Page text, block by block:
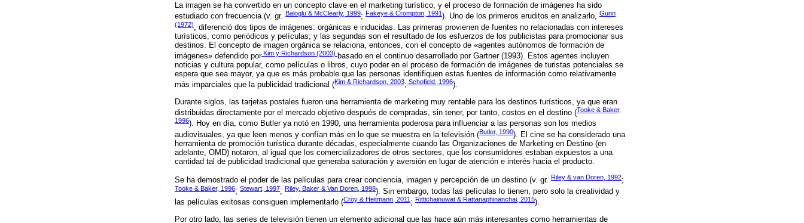
La imagen se ha convertido en un concepto clave en el marketing turístico, y el proceso de formación de imágenes ha sido
estudiado con frecuencia (v. gr. Baloglu & McClearly, 1999; Fakeye & Crompton, 1991). Uno de los primeros eruditos en analizarlo, Gunn
(1972)
, diferenció dos tipos de imágenes: orgánicas e inducidas. Las primeras provienen de fuentes no relacionadas con intereses
turísticos, como periódicos y películas; y las segundas son el resultado de los esfuerzos de los publicistas para promocionar sus
destinos. El concepto de imagen orgánica se relaciona, entonces, con el concepto de «agentes autónomos de formación de
imágenes» defendido porKim y Richardson (2003) basado en el continuo desarrollado por Gartner (1993). Estos agentes incluyen
noticias y cultura popular, como películas o libros, cuyo poder en el proceso de formación de imágenes de turistas potenciales se
espera que sea mayor, ya que es más probable que las personas identifiquen estas fuentes de información como relativamente
más imparciales que la publicidad tradicional (Kim & Richardson, 2003; Schofield, 1996).
Durante siglos, las tarjetas postales fueron una herramienta de marketing muy rentable para los destinos turísticos, ya que eran
distribuidas directamente por el mercado objetivo después de compradas, sin tener, por tanto, costos en el destino (Tooke & Baker,
1996). Hoy en día, como Butler ya notó en 1990, una herramienta poderosa para influenciar a las personas son los medios
audiovisuales, ya que leen menos y confían más en lo que se muestra en la televisión (Butler, 1990). El cine se ha considerado una
herramienta de promoción turística durante décadas, especialmente cuando las Organizaciones de Marketing en Destino (en
adelante, OMD) notaron, al igual que los comercializadores de otros sectores, que los consumidores estaban expuestos a una
cantidad tal de publicidad tradicional que generaba saturación y aversión en lugar de atención e interés hacia el producto.
Se ha demostrado el poder de las películas para crear conciencia, imagen y percepción de un destino (v. gr. Riley & van Doren, 1992;
Tooke & Baker, 1996; Stewart, 1997; Riley, Baker & Van Doren, 1998). Sin embargo, todas las películas lo tienen, pero solo la creatividad y
las películas exitosas consiguen implementarlo (Croy & Heitmann, 2011 ; Rittichainuwat & Rattanaphinanchai, 2015).
Por otro lado, las series de televisión tienen un elemento adicional que las hace aún más interesantes como herramientas de